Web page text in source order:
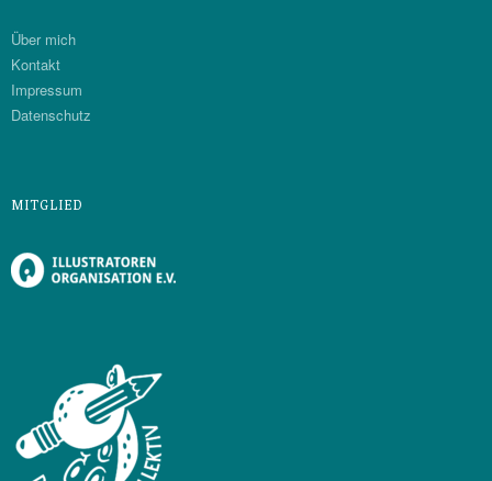
Über mich
Kontakt
Impressum
Datenschutz
MITGLIED